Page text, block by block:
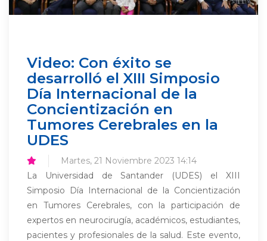
Video: Con éxito se
desarrolló el XIII Simposio
Día Internacional de la
Concientización en
Tumores Cerebrales en la
UDES
Martes, 21 Noviembre 2023 14:14
La Universidad de Santander (UDES) el XIII
Simposio Día Internacional de la Concientización
en Tumores Cerebrales, con la participación de
expertos en neurocirugía, académicos, estudiantes,
pacientes y profesionales de la salud. Este evento,